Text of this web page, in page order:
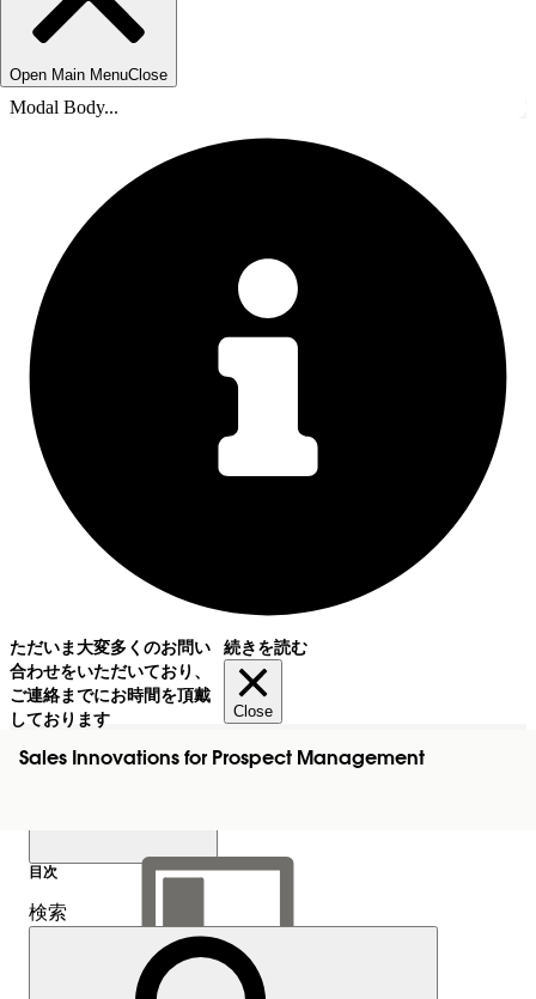
Open Main MenuClose
Modal Body...
ただいま大変多くのお問い
合わせをいただいており、
ご連絡までにお時間を頂戴
しております
続きを読む
Close
Sales Innovations for Prospect Management
目次
検索